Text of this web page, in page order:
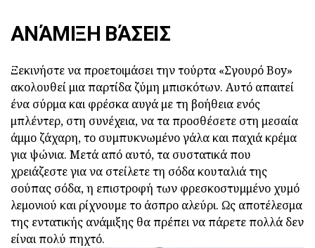
ΑΝΆΜΙΞΗ ΒΆΣΕΙΣ
Ξεκινήστε να προετοιμάσει την τούρτα «Σγουρό Boy»
ακολουθεί μια παρτίδα ζύμη μπισκότων. Αυτό απαιτεί
ένα σύρμα και φρέσκα αυγά με τη βοήθεια ενός
μπλέντερ, στη συνέχεια, να τα προσθέσετε στη μεσαία
άμμο ζάχαρη, το συμπυκνωμένο γάλα και παχιά κρέμα
για ψώνια. Μετά από αυτό, τα συστατικά που
χρειάζεστε για να στείλετε τη σόδα κουταλιά της
σούπας σόδα, η επιστροφή των φρεσκοστυμμένο χυμό
λεμονιού και ρίχνουμε το άσπρο αλεύρι. Ως αποτέλεσμα
της εντατικής ανάμιξης θα πρέπει να πάρετε πολλά δεν
είναι πολύ πηχτό.